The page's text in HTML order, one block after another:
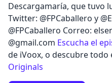
Descargamaría, que tuvo
Twitter: @FPCaballero y
@FPCaballero Correo:
@gmail.com Escucha el
de iVoox, o descubre todo
Originals